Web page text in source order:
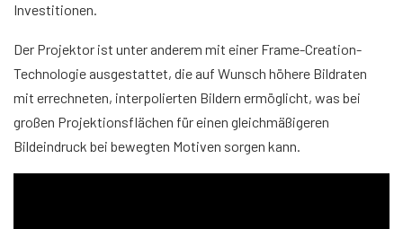
Investitionen.
Der Projektor ist unter anderem mit einer Frame-Creation-
Technologie ausgestattet, die auf Wunsch höhere Bildraten
mit errechneten, interpolierten Bildern ermöglicht, was bei
großen Projektionsflächen für einen gleichmäßigeren
Bildeindruck bei bewegten Motiven sorgen kann.